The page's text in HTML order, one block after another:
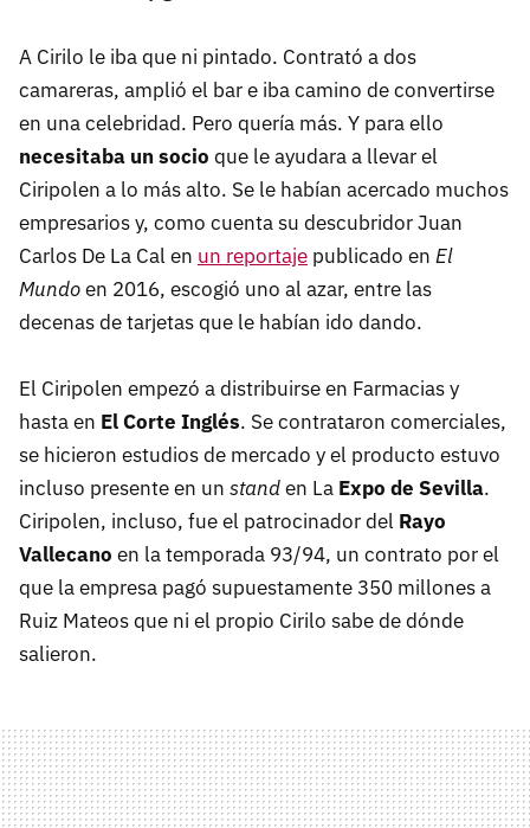
A Cirilo le iba que ni pintado. Contrató a dos
camareras, amplió el bar e iba camino de convertirse
en una celebridad. Pero quería más. Y para ello
necesitaba un socio que le ayudara a llevar el
Ciripolen a lo más alto. Se le habían acercado muchos
empresarios y, como cuenta su descubridor Juan
Carlos De La Cal en un reportaje publicado en El
Mundoen 2016, escogió uno al azar, entre las
decenas de tarjetas que le habían ido dando.
El Ciripolen empezó a distribuirse en Farmacias y
hasta en El Corte Inglés. Se contrataron comerciales,
se hicieron estudios de mercado y el producto estuvo
incluso presente en un standen La Expo de Sevilla.
Ciripolen, incluso, fue el patrocinador del Rayo
Vallecano en la temporada 93/94, un contrato por el
que la empresa pagó supuestamente 350 millones a
Ruiz Mateos que ni el propio Cirilo sabe de dónde
salieron.